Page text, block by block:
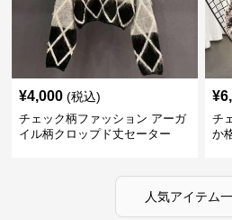
¥4,000 (税込)
チェック柄ファッション アーガ
イル柄クロップド丈セーター
¥
チ
か
人気アイテム